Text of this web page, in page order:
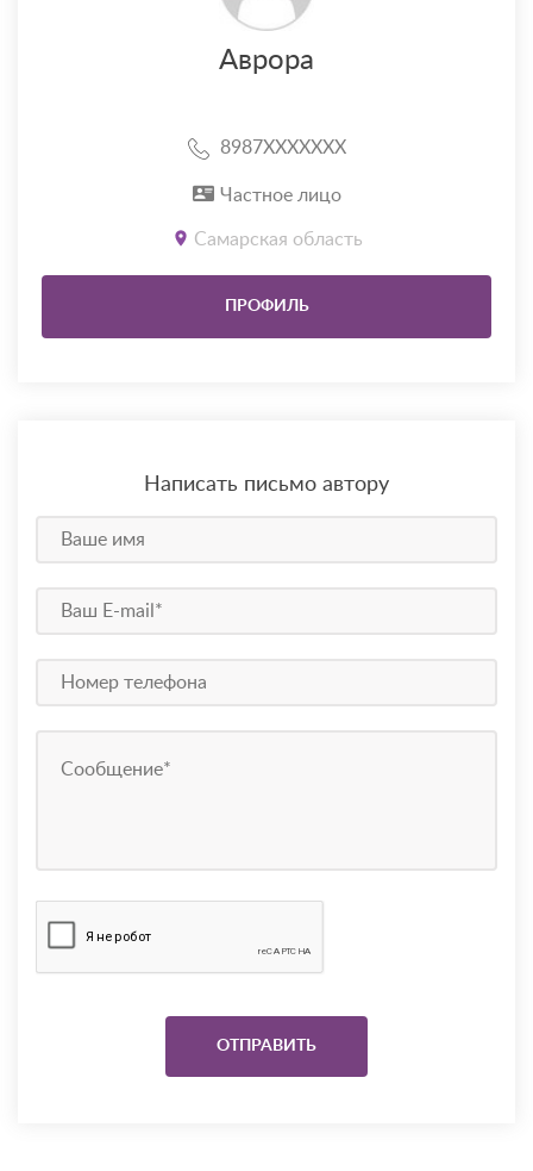
Аврора
8987XXXXXXX
Частное лицо
Самарская область
ПРОФИЛЬ
Написать письмо автору